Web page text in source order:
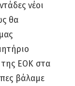
νέοι
θα
της ΕΟΚ στα
βάλαμε